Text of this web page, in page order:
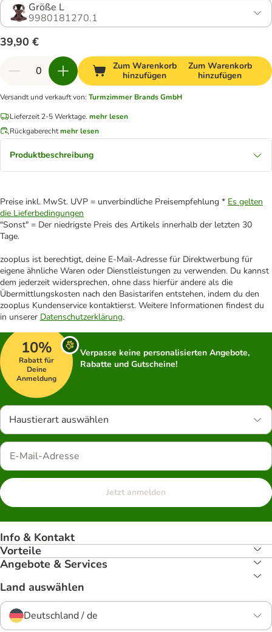
Größe L
9980181270.1
39,90 €
Zum Warenkorb
hinzufügen
Zum Warenkorb
hinzufügen
Versandt und verkauft von: Turmzimmer Brands GmbH
Lieferzeit 2-5 Werktage. mehr lesen
Rückgaberechtmehr lesen
Produktbeschreibung
Preise inkl. MwSt. UVP = unverbindliche Preisempfehlung * Es gelten
die Lieferbedingungen
"Sonst" = Der niedrigste Preis des Artikels innerhalb der letzten 30
Tage.
zooplus ist berechtigt, deine E-Mail-Adresse für Direktwerbung für
eigene ähnliche Waren oder Dienstleistungen zu verwenden. Du kannst
dem jederzeit widersprechen, ohne dass hierfür andere als die
Übermittlungskosten nach den Basistarifen entstehen, indem du den
zooplus Kundenservice kontaktierst. Weitere Informationen findest du
in unserer Datenschutzerklärung.
10%
Rabatt für
Deine
Anmeldung
Verpasse keine personalisierten Angebote,
Rabatte und Gutscheine!
Haustierart auswählen
Jetzt anmelden
Info & Kontakt
Vorteile
Angebote & Services
Land auswählen
Deutschland / de